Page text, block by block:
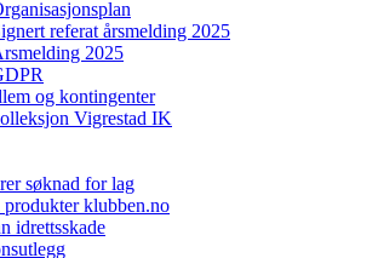
referat årsmelding 2025
2025
og kontingenter
Vigrestad IK
søknad for lag
produkter klubben.no
idrettsskade